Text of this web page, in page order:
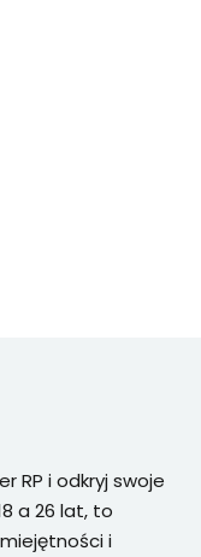
RP i odkryj swoje
a 26 lat, to
i